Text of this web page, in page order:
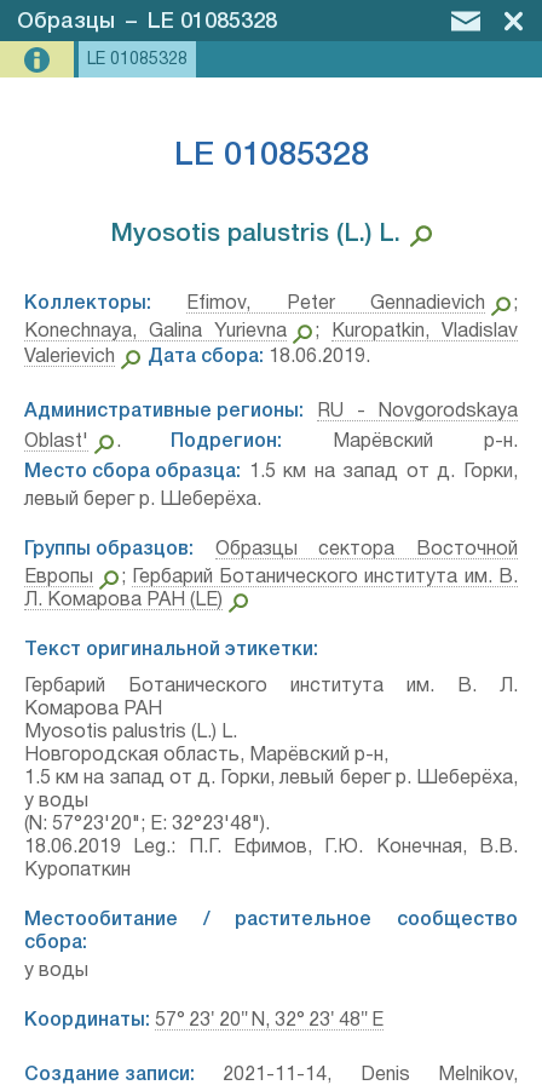
Образцы – LE 01085328
LE 01085328
LE 01085328
Myosotis palustris (L.) L.⁣
Коллекторы: Efimov, Peter Gennadievich
;
Konechnaya, Galina Yurievna
;
Kuropatkin, Vladislav
Valerievich
Дата сбора: 18.06.2019.
Административные регионы:
RU - Novgorodskaya
Oblast'
. Подрегион:
Марёвский р-н.
Место сбора образца: 1.5 км на запад от д. Горки,
левый берег р. Шеберёха.
Группы образцов:
Образцы сектора Восточной
Европы
;
Гербарий Ботанического института им. В.
Л. Комарова РАН (LE)
Текст оригинальной этикетки:
Гербарий Ботанического института им. В. Л.
Комарова РАН
Myosotis palustris (L.) L.
Новгородская область, Марёвский р-н,
1.5 км на запад от д. Горки, левый берег р. Шеберёха,
у воды
(N: 57°23'20"; Е: 32°23'48").
18.06.2019 Leg.: П.Г. Ефимов, Г.Ю. Конечная, В.В.
Куропаткин
Местообитание / растительное сообщество
сбора:
у воды
Координаты: 57° 23′ 20″ N, 32° 23′ 48″ E
Создание записи: 2021-11-14, Denis Melnikov,